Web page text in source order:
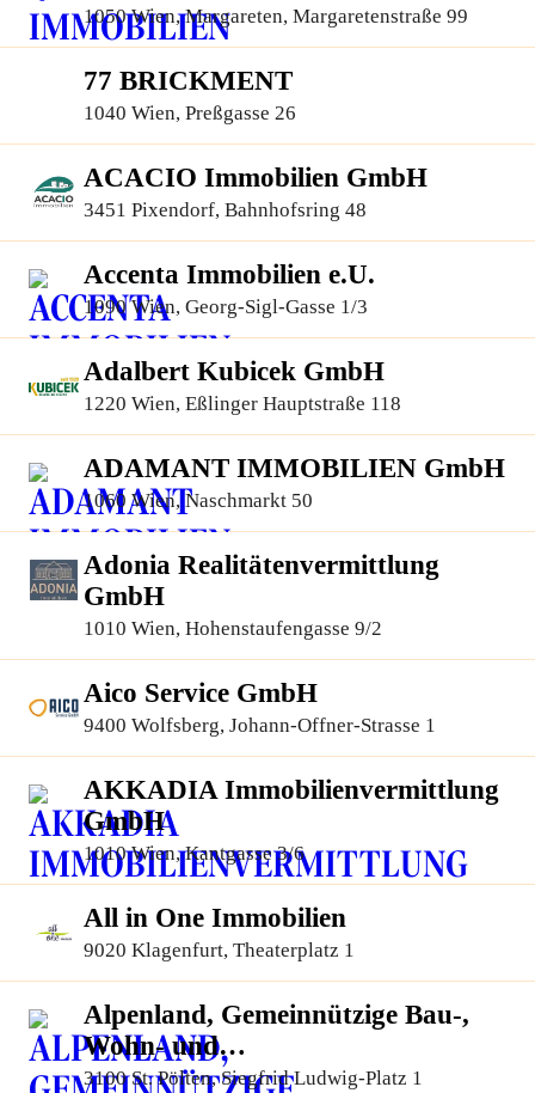
1050 Wien, Margareten, Margaretenstraße 99
77 BRICKMENT
1040 Wien, Preßgasse 26
ACACIO Immobilien GmbH
3451 Pixendorf, Bahnhofsring 48
Accenta Immobilien e.U.
1090 Wien, Georg-Sigl-Gasse 1/3
Adalbert Kubicek GmbH
1220 Wien, Eßlinger Hauptstraße 118
ADAMANT IMMOBILIEN GmbH
1060 Wien, Naschmarkt 50
Adonia Realitätenvermittlung
GmbH
1010 Wien, Hohenstaufengasse 9/2
Aico Service GmbH
9400 Wolfsberg, Johann-Offner-Strasse 1
AKKADIA Immobilienvermittlung
GmbH
1010 Wien, Kantgasse 3/6
All in One Immobilien
9020 Klagenfurt, Theaterplatz 1
Alpenland, Gemeinnützige Bau-,
Wohn- und
Siedlungsgenossenschaft
3100 St. Pölten, Siegfrid Ludwig-Platz 1